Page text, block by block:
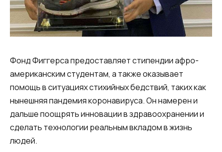
Фонд Фиггерса предоставляет стипендии афро-
американским студентам, а также оказывает
помощь в ситуациях стихийных бедствий, таких как
нынешняя пандемия коронавируса. Он намерен и
дальше поощрять инновации в здравоохранении и
сделать технологии реальным вкладом в жизнь
людей.